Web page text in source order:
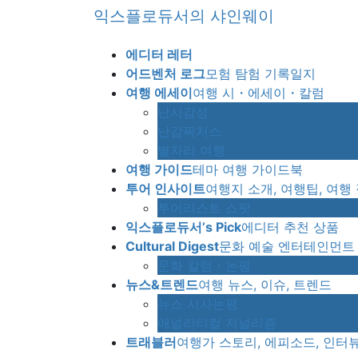
익스플로듀서의 샤인웨이
에디터 레터
어드벤처 로그모험 탐험 기록일지
여행 에세이여행 시・에세이・칼럼
난시감성
난감픽처스
별자리 여행
여행 가이드테마 여행 가이드북
투어 인사이트여행지 소개, 여행팁, 여행
투어리스트 스팟
익스플로듀서’s Pick에디터 추천 상품
Cultural Digest문화 예술 엔터테인먼트
문화 칼럼・논평
뉴스&트렌드여행 뉴스, 이슈, 트렌드
뉴스 시사논평
애널리티컬 저널리즘
트래블러여행가 스토리, 에피소드, 인터